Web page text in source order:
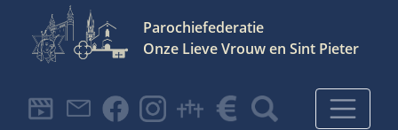
Hoofdnavigatie
Parochiefederatie
Onze Lieve Vrouw en Sint Pieter
Heeft u een specifieke vraag, neem dan contact met ons op via
onderstaande contactformulier.